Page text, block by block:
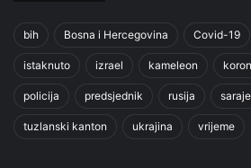
bih Bosna i Hercegovina Covid-19
istaknuto izrael kameleon
policija predsjednik rusija
tuzlanski kanton ukrajina vrijeme